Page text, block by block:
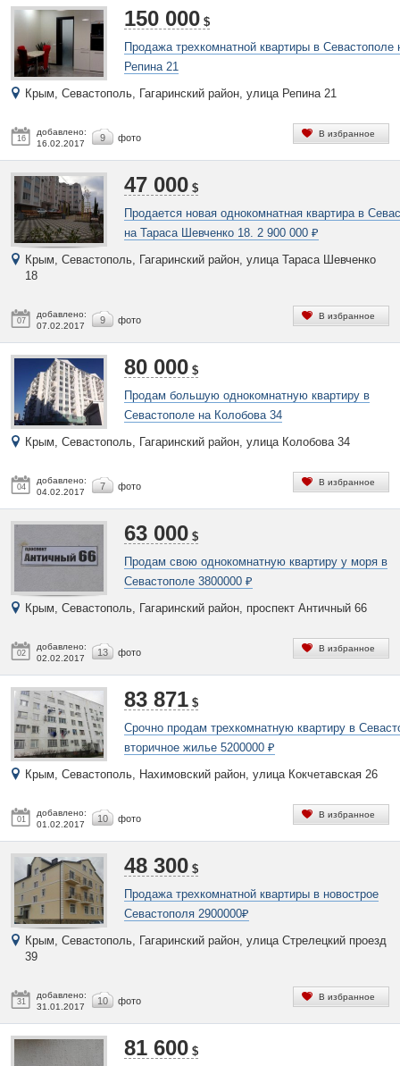
16
добавлено:
16.02.2017
9 фото
150 000 $
Продажа трехкомнатной квартиры в Севастополе
Репина 21
Крым, Севастополь, Гагаринский район, улица Репина 21
В избранное
07
добавлено:
07.02.2017
9 фото
47 000 $
Продается новая однокомнатная квартира в
на Тараса Шевченко 18. 2 900 000 ₽
Крым, Севастополь, Гагаринский район, улица Тараса Шевченко
18
В избранное
04
добавлено:
04.02.2017
7 фото
80 000 $
Продам большую однокомнатную квартиру в
Севастополе на Колобова 34
Крым, Севастополь, Гагаринский район, улица Колобова 34
В избранное
02
добавлено:
02.02.2017
13 фото
63 000 $
Продам свою однокомнатную квартиру у моря в
Севастополе 3800000 ₽
Крым, Севастополь, Гагаринский район, проспект Античный 66
В избранное
01
добавлено:
01.02.2017
10 фото
83 871 $
Срочно продам трехкомнатную квартиру в
вторичное жилье 5200000 ₽
Крым, Севастополь, Нахимовский район, улица Кокчетавская 26
В избранное
31
добавлено:
31.01.2017
10 фото
48 300 $
Продажа трехкомнатной квартиры в новострое
Севастополя 2900000₽
Крым, Севастополь, Гагаринский район, улица Стрелецкий проезд
39
В избранное
81 600 $